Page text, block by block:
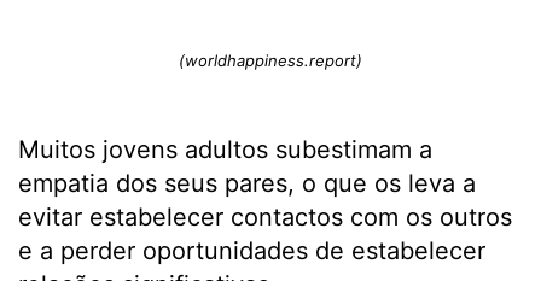
(worldhappiness.report)
Muitos jovens adultos subestimam a
empatia dos seus pares, o que os leva a
evitar estabelecer contactos com os outros
e a perder oportunidades de estabelecer